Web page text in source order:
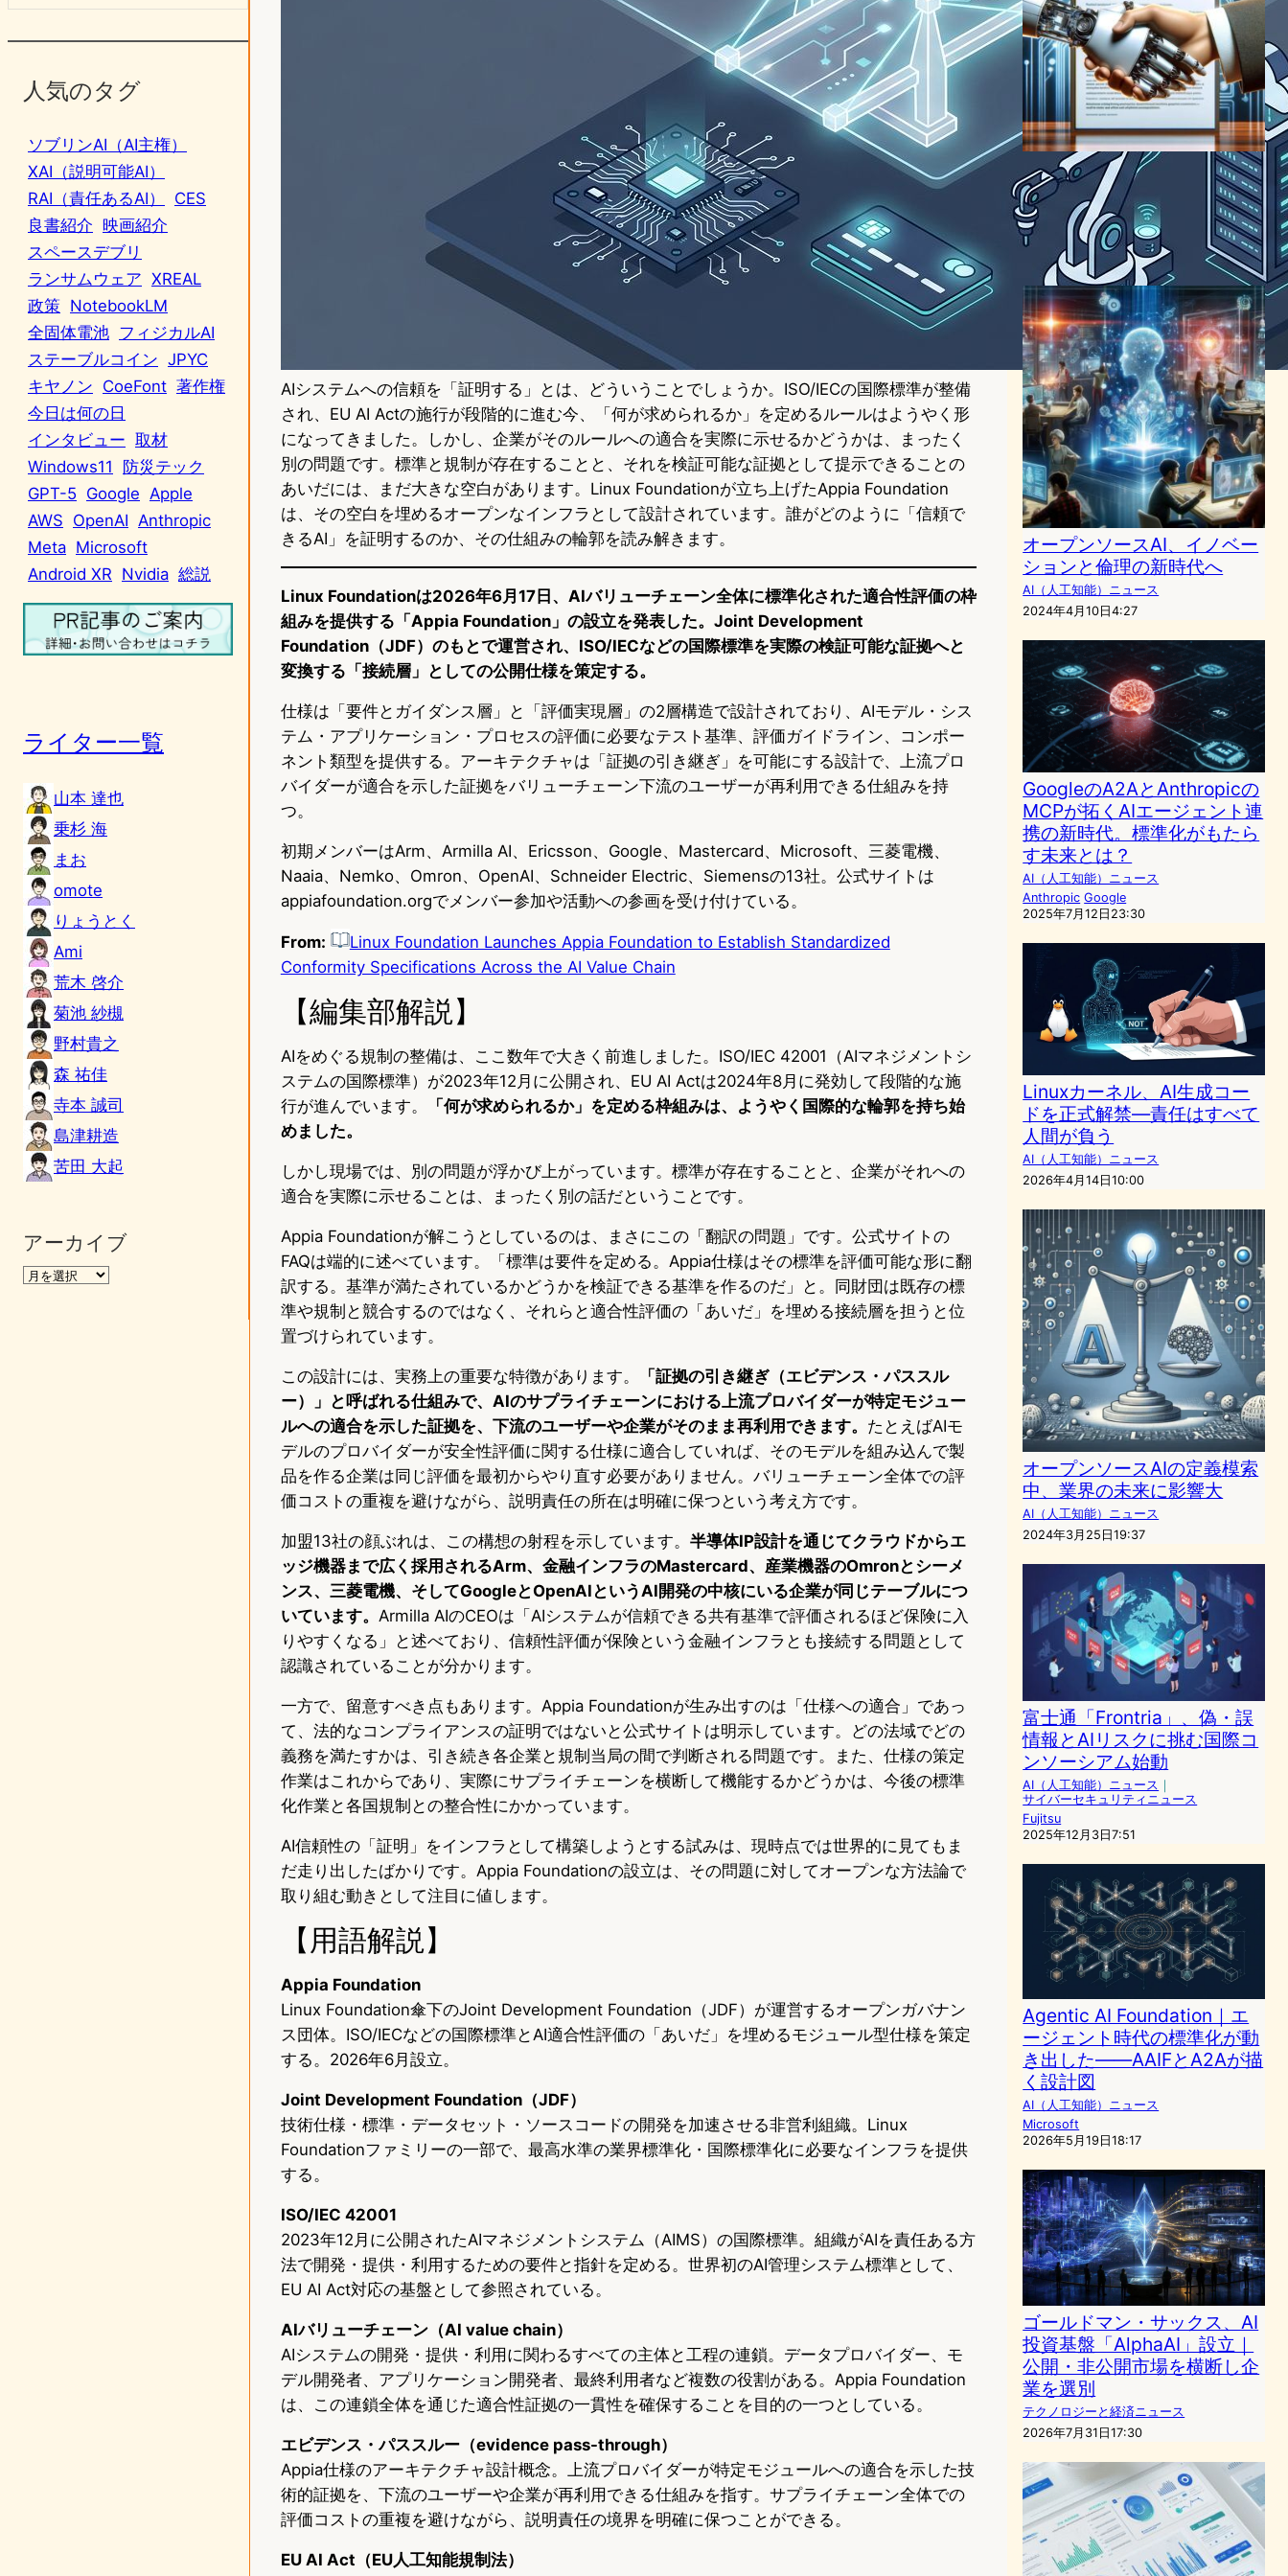
人気のタグ
ソブリンAI（AI主権）
XAI（説明可能AI）
RAI（責任あるAI）
CES
良書紹介 映画紹介
スペースデブリ
ランサムウェア XREAL
政策 NotebookLM
全固体電池 フィジカルAI
ステーブルコイン JPYC
キヤノン CoeFont 著作権
今日は何の日
インタビュー 取材
Windows11
防災テック
GPT-5 Google Apple
AWS OpenAI Anthropic
Meta Microsoft
Android XR Nvidia 総説
ライター一覧
山本 達也
乗杉 海
まお
omote
りょうとく
Ami
荒木 啓介
菊池 紗槻
野村貴之
森 祐佳
寺本 誠司
島津耕造
苦田 大起
アーカイブ
AIシステムへの信頼を「証明する」とは、どういうことでしょうか。ISO/IECの国際標準が整備
され、EU AI Actの施行が段階的に進む今、「何が求められるか」を定めるルールはようやく形
になってきました。しかし、企業がそのルールへの適合を実際に示せるかどうかは、まったく
別の問題です。標準と規制が存在することと、それを検証可能な証拠として提示できることの
あいだには、まだ大きな空白があります。Linux Foundationが立ち上げたAppia Foundation
は、その空白を埋めるオープンなインフラとして設計されています。誰がどのように「信頼で
きるAI」を証明するのか、その仕組みの輪郭を読み解きます。
Linux Foundationは2026年6月17日、AIバリューチェーン全体に標準化された適合性評価の枠
組みを提供する「Appia Foundation」の設立を発表した。Joint Development
Foundation（JDF）のもとで運営され、ISO/IECなどの国際標準を実際の検証可能な証拠へと
変換する「接続層」としての公開仕様を策定する。
仕様は「要件とガイダンス層」と「評価実現層」の2層構造で設計されており、AIモデル・シス
テム・アプリケーション・プロセスの評価に必要なテスト基準、評価ガイドライン、コンポー
ネント類型を提供する。アーキテクチャは「証拠の引き継ぎ」を可能にする設計で、上流プロ
バイダーが適合を示した証拠をバリューチェーン下流のユーザーが再利用できる仕組みを持
つ。
初期メンバーはArm、Armilla AI、Ericsson、Google、Mastercard、Microsoft、三菱電機、
Naaia、Nemko、Omron、OpenAI、Schneider Electric、Siemensの13社。公式サイトは
appiafoundation.orgでメンバー参加や活動への参画を受け付けている。
From:
Linux Foundation Launches Appia Foundation to Establish Standardized
Conformity Specifications Across the AI Value Chain
【編集部解説】
AIをめぐる規制の整備は、ここ数年で大きく前進しました。ISO/IEC 42001（AIマネジメントシ
ステムの国際標準）が2023年12月に公開され、EU AI Actは2024年8月に発効して段階的な施
行が進んでいます。
「何が求められるか」を定める枠組みは、ようやく国際的な輪郭を持ち始
めました。
しかし現場では、別の問題が浮かび上がっています。標準が存在することと、企業がそれへの
適合を実際に示せることは、まったく別の話だということです。
Appia Foundationが解こうとしているのは、まさにこの「翻訳の問題」です。公式サイトの
FAQは端的に述べています。「標準は要件を定める。Appia仕様はその標準を評価可能な形に翻
訳する。基準が満たされているかどうかを検証できる基準を作るのだ」と。同財団は既存の標
準や規制と競合するのではなく、それらと適合性評価の「あいだ」を埋める接続層を担うと位
置づけられています。
この設計には、実務上の重要な特徴があります。
「証拠の引き継ぎ（エビデンス・パススル
ー）」と呼ばれる仕組みで、AIのサプライチェーンにおける上流プロバイダーが特定モジュー
ルへの適合を示した証拠を、下流のユーザーや企業がそのまま再利用できます。 たとえばAIモ
デルのプロバイダーが安全性評価に関する仕様に適合していれば、そのモデルを組み込んで製
品を作る企業は同じ評価を最初からやり直す必要がありません。バリューチェーン全体での評
価コストの重複を避けながら、説明責任の所在は明確に保つという考え方です。
加盟13社の顔ぶれは、この構想の射程を示しています。 半導体IP設計を通じてクラウドからエ
ッジ機器まで広く採用されるArm、金融インフラのMastercard、産業機器のOmronとシーメ
ンス、三菱電機、そしてGoogleとOpenAIというAI開発の中核にいる企業が同じテーブルにつ
いています。 Armilla AIのCEOは「AIシステムが信頼できる共有基準で評価されるほど保険に入
りやすくなる」と述べており、信頼性評価が保険という金融インフラとも接続する問題として
認識されていることが分かります。
一方で、留意すべき点もあります。Appia Foundationが生み出すのは「仕様への適合」であっ
て、法的なコンプライアンスの証明ではないと公式サイトは明示しています。どの法域でどの
義務を満たすかは、引き続き各企業と規制当局の間で判断される問題です。また、仕様の策定
作業はこれからであり、実際にサプライチェーンを横断して機能するかどうかは、今後の標準
化作業と各国規制との整合性にかかっています。
AI信頼性の「証明」をインフラとして構築しようとする試みは、現時点では世界的に見てもま
だ走り出したばかりです。Appia Foundationの設立は、その問題に対してオープンな方法論で
取り組む動きとして注目に値します。
【用語解説】
Appia Foundation
Linux Foundation傘下のJoint Development Foundation（JDF）が運営するオープンガバナン
ス団体。ISO/IECなどの国際標準とAI適合性評価の「あいだ」を埋めるモジュール型仕様を策定
する。2026年6月設立。
Joint Development Foundation（JDF）
技術仕様・標準・データセット・ソースコードの開発を加速させる非営利組織。Linux
Foundationファミリーの一部で、最高水準の業界標準化・国際標準化に必要なインフラを提供
する。
ISO/IEC 42001
2023年12月に公開されたAIマネジメントシステム（AIMS）の国際標準。組織がAIを責任ある方
法で開発・提供・利用するための要件と指針を定める。世界初のAI管理システム標準として、
EU AI Act対応の基盤として参照されている。
AIバリューチェーン（AI value chain）
AIシステムの開発・提供・利用に関わるすべての主体と工程の連鎖。データプロバイダー、モ
デル開発者、アプリケーション開発者、最終利用者など複数の役割がある。Appia Foundation
は、この連鎖全体を通じた適合性証拠の一貫性を確保することを目的の一つとしている。
エビデンス・パススルー（evidence pass-through）
Appia仕様のアーキテクチャ設計概念。上流プロバイダーが特定モジュールへの適合を示した技
術的証拠を、下流のユーザーや企業が再利用できる仕組みを指す。サプライチェーン全体での
評価コストの重複を避けながら、説明責任の境界を明確に保つことができる。
EU AI Act（EU人工知能規制法）
OpenAI、AI行動指針
「Model Spec」公開、公衆
の意見募集中
AI（人工知能）ニュース
2024年5月9日7:46
オープンソースAI、イノベー
ションと倫理の新時代へ
AI（人工知能）ニュース
2024年4月10日4:27
GoogleのA2AとAnthropicの
MCPが拓くAIエージェント連
携の新時代。標準化がもたら
す未来とは？
AI（人工知能）ニュース
Anthropic Google
2025年7月12日23:30
Linuxカーネル、AI生成コー
ドを正式解禁―責任はすべて
人間が負う
AI（人工知能）ニュース
2026年4月14日10:00
オープンソースAIの定義模索
中、業界の未来に影響大
AI（人工知能）ニュース
2024年3月25日19:37
富士通「Frontria」、偽・誤
情報とAIリスクに挑む国際コ
ンソーシアム始動
AI（人工知能）ニュース ｜
サイバーセキュリティニュース
Fujitsu
2025年12月3日7:51
Agentic AI Foundation｜エ
ージェント時代の標準化が動
き出した——AAIFとA2Aが描
く設計図
AI（人工知能）ニュース
Microsoft
2026年5月19日18:17
ゴールドマン・サックス、AI
投資基盤「AlphaAI」設立｜
公開・非公開市場を横断し企
業を選別
テクノロジーと経済ニュース
2026年7月31日17:30